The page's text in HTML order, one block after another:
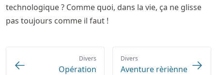
technologique ? Comme quoi, dans la vie, ça ne glisse
pas toujours comme il faut !
Divers
Opération
Divers
Aventure rèriènne